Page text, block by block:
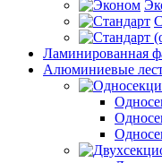
Ламинированная
Алюминиевые